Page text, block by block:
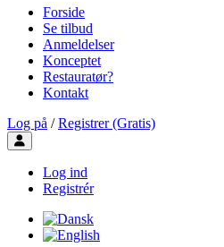
Forside
Se tilbud
Anmeldelser
Konceptet
Restauratør?
Kontakt
Log på / Registrer (Gratis)
Toggle user menu
Log ind
Registrér